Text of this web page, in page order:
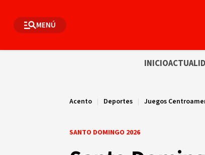
MENÚ
INICIO
Acento | Deportes | Juegos
SANTO DOMINGO 2026